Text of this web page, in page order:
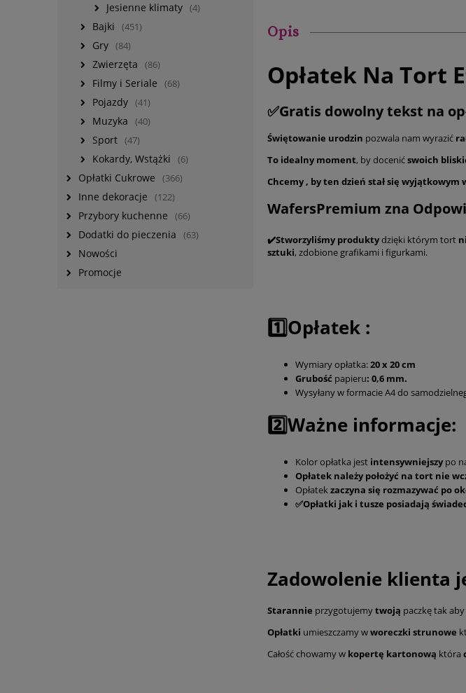
Jesienne klimaty (4)
Bajki (451)
Gry (84)
Zwierzęta (86)
Filmy i Seriale (68)
Pojazdy (41)
Muzyka (40)
Sport (47)
Kokardy, Wstążki (6)
Opłatki Cukrowe (366)
Inne dekoracje (122)
Przybory kuchenne (66)
Dodatki do pieczenia (63)
Nowości
Promocje
Opis
Opłatek Na Tort
✅Gratis dowolny tekst na
Świętowanie urodzin pozwala nam wyrazić
To idealny moment, by docenićswoich
Chcemy , by ten dzień stał się wyjątkowym
WafersPremium zna
✔️Stworzyliśmy produktydzięki którym tort
sztuki, zdobione grafikami i figurkami.
1️⃣Opłatek :
Wymiary opłatka:20 x 20 cm
Grubość papieru: 0,6 mm.
Wysyłany w formacie A4 do
2️⃣Ważne informacje:
Kolor opłatka jest intensywniejszypo
Opłatek należy położyć na tort nie
Opłatekzaczyna się rozmazywać po
✅Opłatki jak i tusze posiadają
Zadowolenie klienta
Starannie przygotujemytwoją paczkę tak
Opłatki umieszczamy wworeczki strunowe
Całość chowamy w kopertę kartonową która